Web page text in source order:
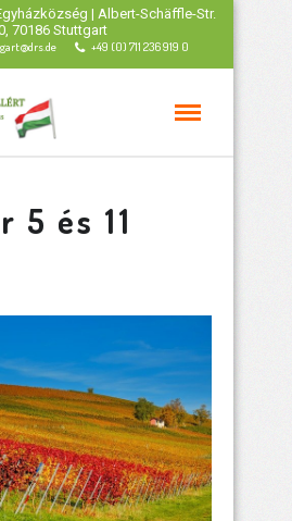
| Albert-Schäffle-Str.
70186 Stuttgart
+49 (0) 711 236 919 0
5 és 11